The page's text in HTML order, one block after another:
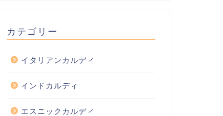
カテゴリー
イタリアンカルディ
インドカルディ
エスニックカルディ